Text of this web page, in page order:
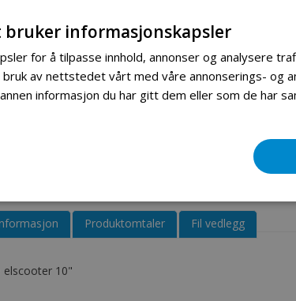
elscooter 10"
Produktomtaler Fil vedlegg
informasjonskapsler
for å tilpasse innhold, annonser og analysere
av nettstedet vårt med våre annonserings- og
informasjon du har gitt dem eller som de har